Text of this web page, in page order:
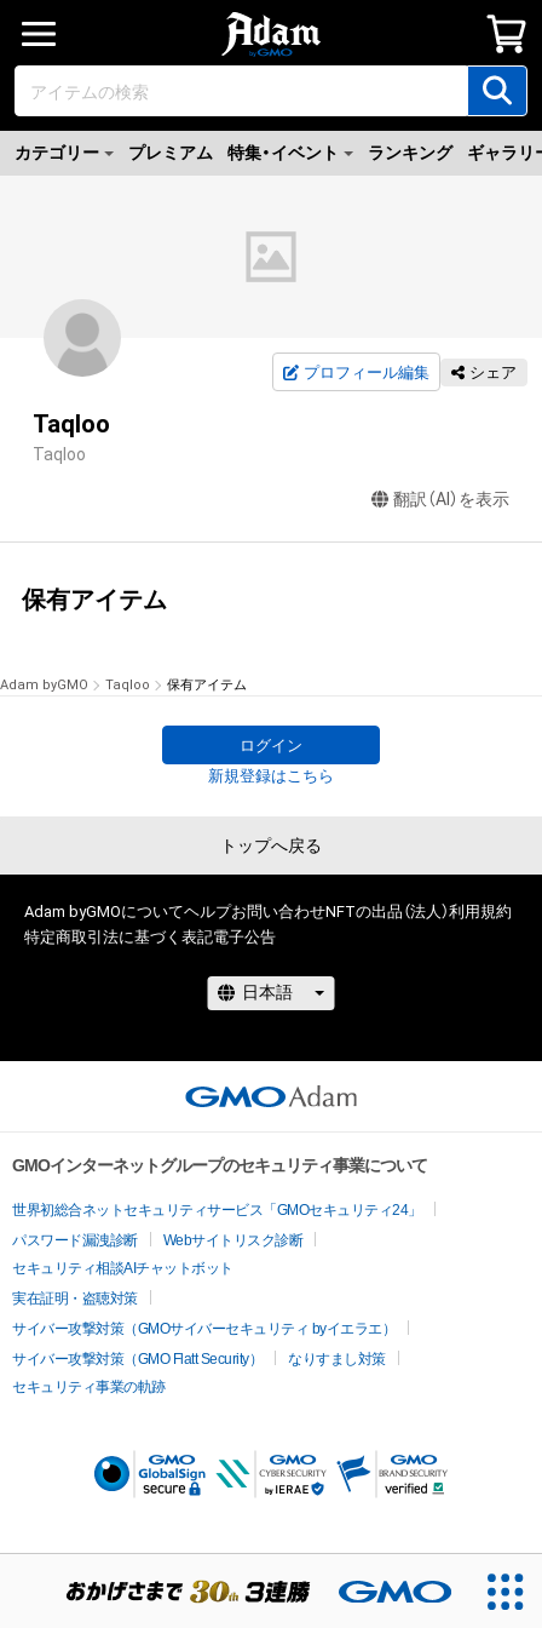
カテゴリー プレミアム 特集・イベント ランキング ギャラリ
プロフィール編集 シェア
Taqloo
Taqloo
翻訳（AI）を表示
保有アイテム
Adam byGMO Taqloo 保有アイテム
ログイン
新規登録はこちら
トップへ戻る
Adam byGMOについてヘルプお問い合わせNFTの出品（法人）利用規約
特定商取引法に基づく表記電子公告
GMOインターネットグループのセキュリティ事業について
世界初総合ネットセキュリティサービス「GMOセキュリティ24」
パスワード漏洩診断
Webサイトリスク診断
セキュリティ相談AIチャットボット
実在証明・盗聴対策
サイバー攻撃対策（GMOサイバーセキュリティ byイエラエ）
サイバー攻撃対策（GMO Flatt Security）
なりすまし対策
セキュリティ事業の軌跡